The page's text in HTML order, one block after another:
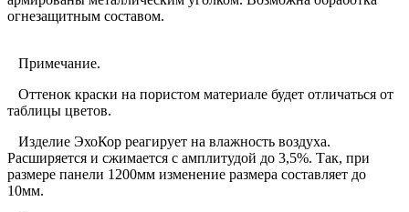
огнезащитным составом.
Примечание.
Оттенок краски на пористом материале будет отличаться от
таблицы цветов.
Изделие ЭхоКор реагирует на влажность воздуха.
Расширяется и сжимается с амплитудой до 3,5%. Так, при
размере панели 1200мм изменение размера составляет до
10мм.